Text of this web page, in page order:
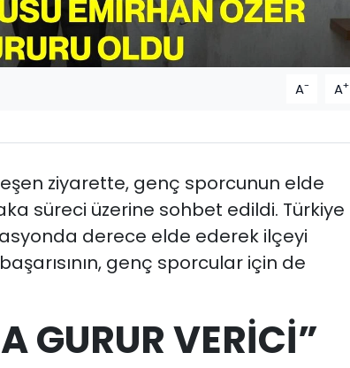
A- A+
ziyarette, genç sporcunun elde
süreci üzerine sohbet edildi. Türkiye
derece elde ederek ilçeyi
genç sporcular için de
GURUR VERİCİ”